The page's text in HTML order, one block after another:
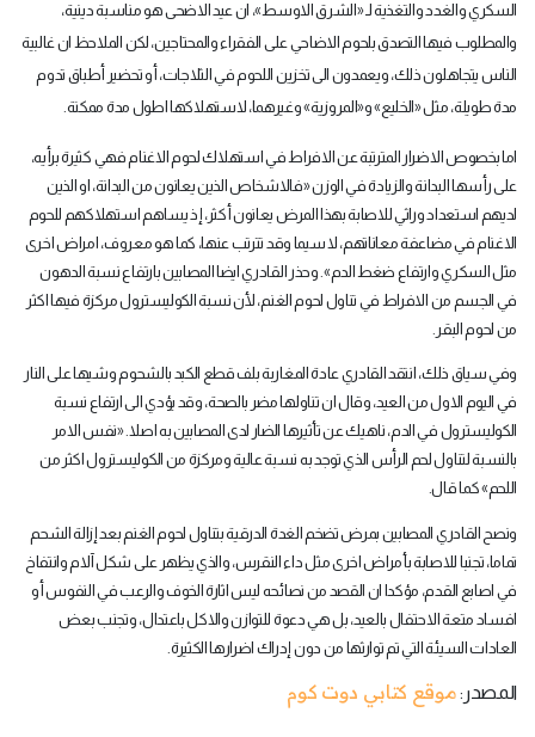
السكري والغدد والتغذية لـ «الشرق الاوسط»، ان عيد الاضحى هو مناسبة دينية،
والمطلوب فيها التصدق بلحوم الاضاحي على الفقراء والمحتاجين، لكن الملاحظ ان غالبية
الناس يتجاهلون ذلك، ويعمدون الى تخزين اللحوم في الثلاجات، أو تحضير أطباق تدوم
مدة طويلة، مثل «الخليع» و«المروزية» وغيرهما، لاستهلاكها اطول مدة ممكنة.
اما بخصوص الاضرار المترتبة عن الافراط في استهلاك لحوم الاغنام فهي كثيرة برأيه،
على رأسها البدانة والزيادة في الوزن «فالاشخاص الذين يعانون من البدانة، او الذين
لديهم استعداد وراثي للاصابة بهذا المرض يعانون أكثر، إذ يساهم استهلاكهم للحوم
الاغنام في مضاعفة معاناتهم، لا سيما وقد تترتب عنها، كما هو معروف، امراض اخرى
مثل السكري وارتفاع ضغط الدم». وحذر القادري ايضا المصابين بارتفاع نسبة الدهون
في الجسم من الافراط في تناول لحوم الغنم، لأن نسبة الكوليسترول مركزة فيها اكثر
من لحوم البقر .
وفي سياق ذلك، انتقد القادري عادة المغاربة بلف قطع الكبد بالشحوم وشيها على النار
في اليوم الاول من العيد، وقال ان تناولها مضر بالصحة، وقد يؤدي الى ارتفاع نسبة
الكوليسترول في الدم، ناهيك عن تأثيرها الضار لدى المصابين به اصلا. «نفس الامر
بالنسبة لتناول لحم الرأس الذي توجد به نسبة عالية ومركزة من الكوليسترول اكثر من
اللحم» كما قال.
ونصح القادري المصابين بمرض تضخم الغدة الدرقية بتناول لحوم الغنم بعد إزالة الشحم
تماما، تجنبا للاصابة بأمراض اخرى مثل داء النقرس، والذي يظهر على شكل آلام وانتفاخ
في اصابع القدم، مؤكدا ان القصد من نصائحه ليس اثارة الخوف والرعب في النفوس أو
افساد متعة الاحتفال بالعيد، بل هي دعوة للتوازن والاكل باعتدال، وتجنب بعض
العادات السيئة التي تم توارثها من دون إدراك اضرارها الكثيرة
المصدر:موقع كتابي دوت كوم